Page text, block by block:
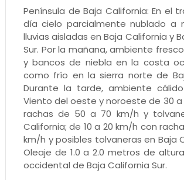
Península de Baja California: En el
día cielo parcialmente nublado a
lluvias aisladas en Baja California y
Sur. Por la mañana, ambiente
y bancos de niebla en la costa
como frío en la sierra norte de
Durante la tarde, ambiente
Viento del oeste y noroeste de 30
rachas de 50 a 70 km/h y
California; de 10 a 20 km/h con
km/h y posibles tolvaneras en Baja
Oleaje de 1.0 a 2.0 metros de
occidental de Baja California Sur.